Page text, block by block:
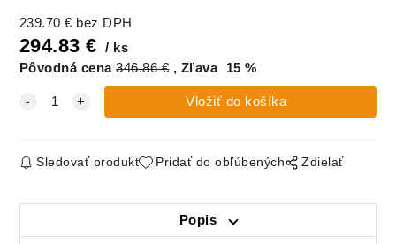
239.70 € bez DPH
294.83 €
ks
Pôvodná cena 346.86€ Zľava 15 %
Sledovať produkt Pridať do obľúbených Zdielať
Popis